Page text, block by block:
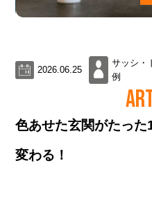
2026.06.25
サッシ・
例
色あせた玄関がたっ
変わる！